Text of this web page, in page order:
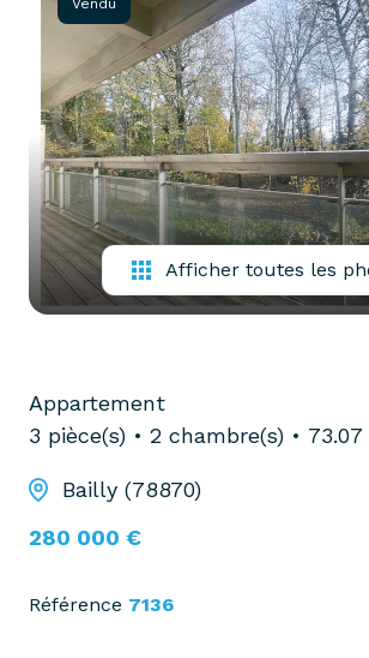
nous
votre
recherche
acheter
biens
pro
louer
partenaires
locative
vendre
mon
bien
confiez-
nous
Vendu
Afficher toutes les
Appartement
3 pièce(s)
2 chambre(s) 73.07
Bailly (78870)
280 000 €
Référence 7136